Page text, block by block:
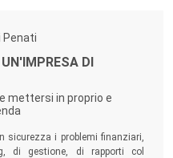
Penati
DI
mettersi in proprio e
sicurezza i problemi finanziari,
di gestione, di rapporti col